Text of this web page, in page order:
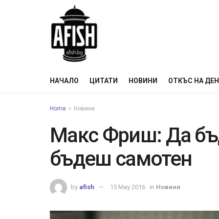
НАЧАЛО ЦИТАТИ НОВИНИ ОТКЪС НА
Home Новини
Макс Фриш: Да
бъдеш самотен
by afish 15 May 2016 in Новини